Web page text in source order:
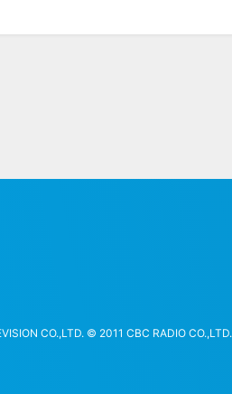
CO.,LTD. © 2011 CBC RADIO CO.,LTD.